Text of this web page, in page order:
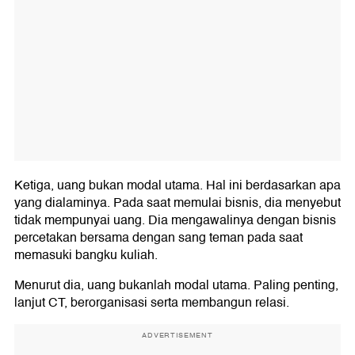
Ketiga, uang bukan modal utama. Hal ini berdasarkan apa
yang dialaminya. Pada saat memulai bisnis, dia menyebut
tidak mempunyai uang. Dia mengawalinya dengan bisnis
percetakan bersama dengan sang teman pada saat
memasuki bangku kuliah.
Menurut dia, uang bukanlah modal utama. Paling penting,
lanjut CT, berorganisasi serta membangun relasi.
ADVERTISEMENT